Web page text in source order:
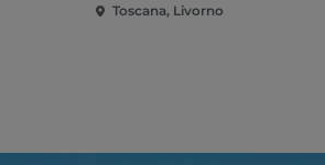
Toscana, Livorno